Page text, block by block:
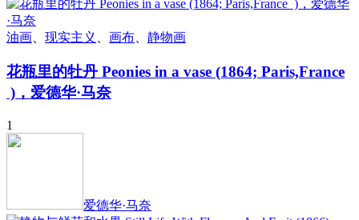
油画 现实主义 画布 静物画
花瓶里的牡丹 Peonies in a vase (1864; Paris,France
)，爱德华·马奈
1
爱德华·马奈